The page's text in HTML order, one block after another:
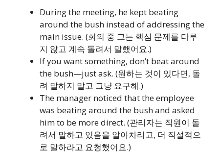
During the meeting, he kept beating
around the bush instead of addressing the
main issue. (회의 중 그는 핵심 문제를 다루
지 않고 계속 돌려서 말했어요.)
If you want something, don’t beat around
the bush—just ask. (원하는 것이 있다면, 돌
려 말하지 말고 그냥 요구해.)
The manager noticed that the employee
was beating around the bush and asked
him to be more direct. (관리자는 직원이 돌
려서 말하고 있음을 알아차리고, 더 직설적으
로 말하라고 요청했어요.)